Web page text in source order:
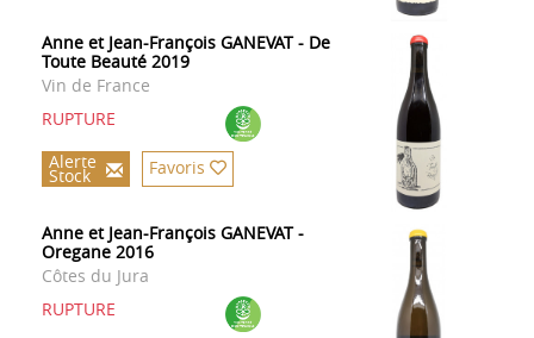
Anne et Jean-François GANEVAT - De
Toute Beauté 2019
Vin de France
RUPTURE
Alerte
Stock Favoris
Anne et Jean-François GANEVAT -
Oregane 2016
Côtes du Jura
RUPTURE